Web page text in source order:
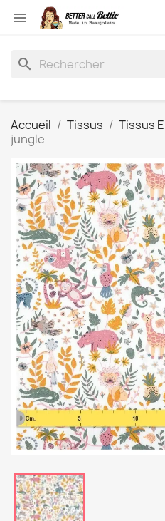

search
Accueil Tissus Tissus
jungle